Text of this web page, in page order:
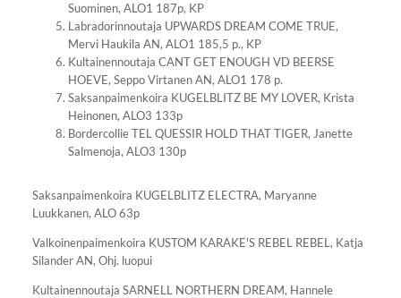
Suominen, ALO1 187p, KP
Labradorinnoutaja UPWARDS DREAM COME TRUE,
Mervi Haukila AN, ALO1 185,5 p., KP
Kultainennoutaja CANT GET ENOUGH VD BEERSE
HOEVE, Seppo Virtanen AN, ALO1 178 p.
Saksanpaimenkoira KUGELBLITZ BE MY LOVER, Krista
Heinonen, ALO3 133p
Bordercollie TEL QUESSIR HOLD THAT TIGER, Janette
Salmenoja, ALO3 130p
Saksanpaimenkoira KUGELBLITZ ELECTRA, Maryanne
Luukkanen, ALO 63p
Valkoinenpaimenkoira KUSTOM KARAKE'S REBEL REBEL, Katja
Silander AN, Ohj. luopui
Kultainennoutaja SARNELL NORTHERN DREAM, Hannele